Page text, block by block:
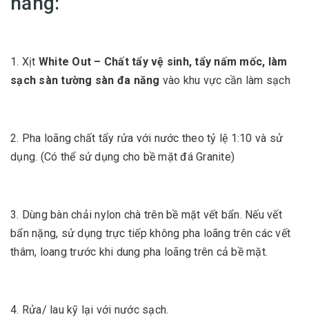
1. Xịt White Out – Chất tẩy vệ sinh, tẩy nấm mốc, làm
sạch sàn tường sàn đa năng vào khu vực cần làm sạch
2. Pha loãng chất tẩy rửa với nước theo tỷ lệ 1:10 và sử
dụng. (Có thể sử dụng cho bề mặt đá Granite)
3. Dùng bàn chải nylon chà trên bề mặt vết bẩn. Nếu vết
bẩn nặng, sử dụng trực tiếp không pha loãng trên các vết
thâm, loang trước khi dung pha loãng trên cả bề mặt.
4. Rửa/ lau kỹ lại với nước sạch.